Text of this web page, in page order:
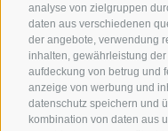
analyse von zielgruppen
daten aus verschiedenen
der angebote, verwendung
inhalten, gewährleistung
aufdeckung von betrug und
anzeige von werbung und
datenschutz speichern und
kombination von daten aus